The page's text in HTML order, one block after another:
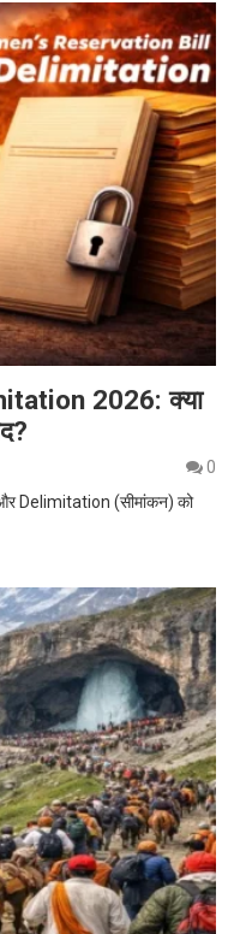
2026: क्या
0
और Delimitation (सीमांकन) को